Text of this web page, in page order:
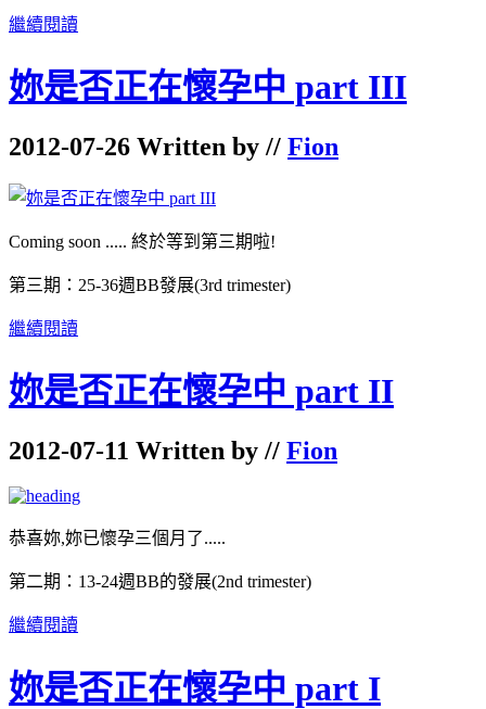
繼續閱讀
妳是否正在懷孕中 part III
2012-07-26 Written by // Fion
Coming soon ..... 終於等到第三期啦!
第三期：25-36週BB發展(3rd trimester)
繼續閱讀
妳是否正在懷孕中 part II
2012-07-11 Written by // Fion
恭喜妳,妳已懷孕三個月了.....
第二期：13-24週BB的發展(2nd trimester)
繼續閱讀
妳是否正在懷孕中 part I